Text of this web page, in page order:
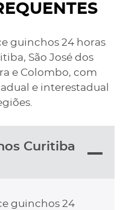
guinchos 24 horas
São José dos
e Colombo, com
e interestadual
Curitiba
guinchos 24